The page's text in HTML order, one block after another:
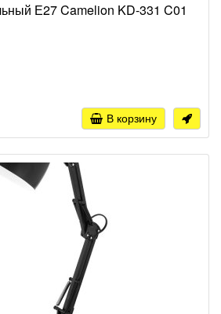
Е27 Camelion KD-331 C01
В корзину